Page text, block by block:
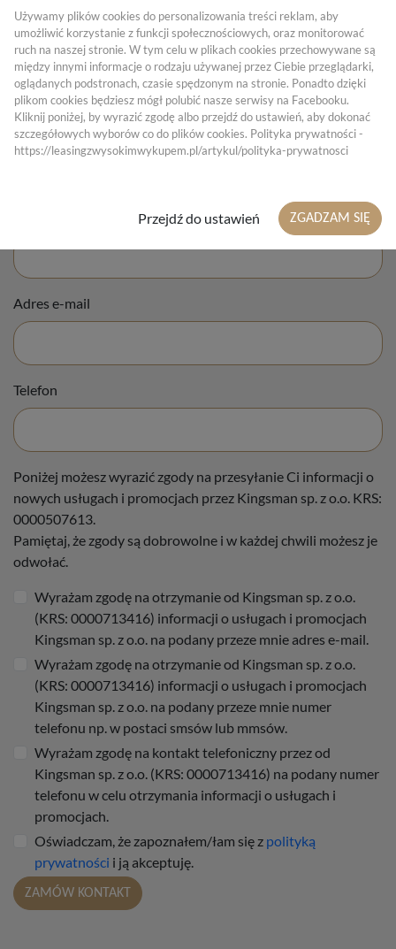
Zamów kontakt (leasing)
Imię
Adres e-mail
Telefon
Poniżej możesz wyrazić zgody na przesyłanie Ci informacji o
nowych usługach i promocjach przez Kingsman sp. z o.o. KRS:
0000507613.
Pamiętaj, że zgody są dobrowolne i w każdej chwili możesz je
odwołać.
Wyrażam zgodę na otrzymanie od Kingsman sp. z o.o.
(KRS: 0000713416) informacji o usługach i promocjach
Kingsman sp. z o.o. na podany przeze mnie adres e-mail.
Wyrażam zgodę na otrzymanie od Kingsman sp. z o.o.
(KRS: 0000713416) informacji o usługach i promocjach
Kingsman sp. z o.o. na podany przeze mnie numer
telefonu np. w postaci smsów lub mmsów.
Wyrażam zgodę na kontakt telefoniczny przez od
Kingsman sp. z o.o. (KRS: 0000713416) na podany numer
telefonu w celu otrzymania informacji o usługach i
promocjach.
Oświadczam, że zapoznałem/łam się z polityką
prywatności i ją akceptuję.
ZAMÓW KONTAKT
Używamy plików cookies do personalizowania treści reklam, aby
umożliwić korzystanie z funkcji społecznościowych, oraz monitorować
ruch na naszej stronie. W tym celu w plikach cookies przechowywane są
między innymi informacje o rodzaju używanej przez Ciebie przeglądarki,
oglądanych podstronach, czasie spędzonym na stronie. Ponadto dzięki
plikom cookies będziesz mógł polubić nasze serwisy na Facebooku.
Kliknij poniżej, by wyrazić zgodę albo przejdź do ustawień, aby dokonać
szczegółowych wyborów co do plików cookies. Polityka prywatności -
https://leasingzwysokimwykupem.pl/artykul/polityka-prywatnosci
Przejdź do ustawień ZGADZAM SIĘ